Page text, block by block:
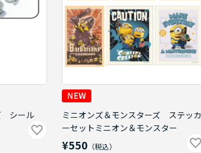
シール
ミニオンズ＆モンスターズ ステッカ
ーセットミニオン＆モンスター
¥550